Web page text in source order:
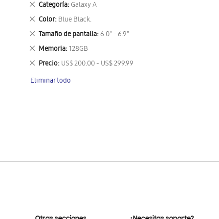
Categoría Galaxy A
Eliminar
este
artículo
Color Blue Black.
Eliminar
este
artículo
Tamaño de pantalla 6.0" - 6.9"
Eliminar
este
artículo
Memoria 128GB
Eliminar
este
artículo
Precio US$ 200.00 - US$ 299.99
Eliminar
artículo
Eliminar todo